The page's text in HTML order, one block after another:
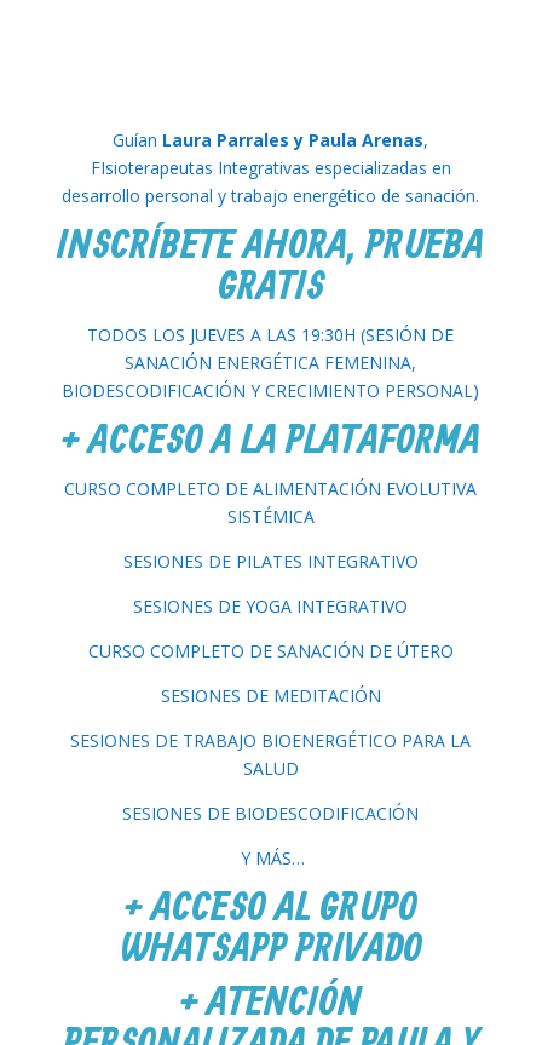
Guían Laura Parrales y Paula Arenas,
FIsioterapeutas Integrativas especializadas en
desarrollo personal y trabajo energético de sanación.
INSCRÍBETE AHORA, PRUEBA
GRATIS
TODOS LOS JUEVES A LAS 19:30H (SESIÓN DE
SANACIÓN ENERGÉTICA FEMENINA,
BIODESCODIFICACIÓN Y CRECIMIENTO PERSONAL)
+ ACCESO A LA PLATAFORMA
CURSO COMPLETO DE ALIMENTACIÓN EVOLUTIVA
SISTÉMICA
SESIONES DE PILATES INTEGRATIVO
SESIONES DE YOGA INTEGRATIVO
CURSO COMPLETO DE SANACIÓN DE ÚTERO
SESIONES DE MEDITACIÓN
SESIONES DE TRABAJO BIOENERGÉTICO PARA LA
SALUD
SESIONES DE BIODESCODIFICACIÓN
Y MÁS…
+ ACCESO AL GRUPO
WHATSAPP PRIVADO
+ ATENCIÓN